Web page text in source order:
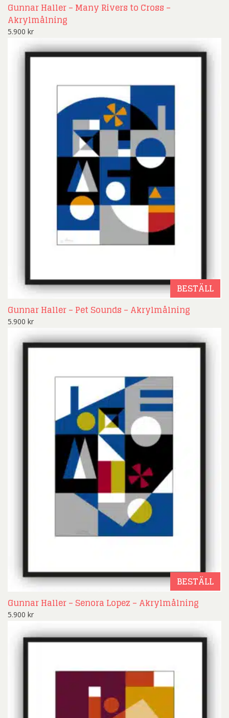
Gunnar Haller – Many Rivers to Cross –
Akrylmålning
5.900 kr
BESTÄLL
Gunnar Haller – Pet Sounds – Akrylmålning
5.900 kr
BESTÄLL
Gunnar Haller – Senora Lopez – Akrylmålning
5.900 kr